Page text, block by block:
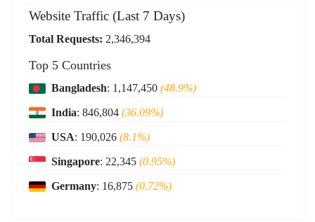
Website Traffic (Last 7 Days)
Total Requests: 2,346,394
Top 5 Countries
Bangladesh: 1,147,450(48.9%)
India: 846,804(36.09%)
USA: 190,026(8.1%)
Singapore: 22,345(0.95%)
Germany: 16,875(0.72%)